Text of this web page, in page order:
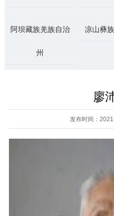
阿坝藏族羌族自治
州
凉山彝
廖
发布时间：